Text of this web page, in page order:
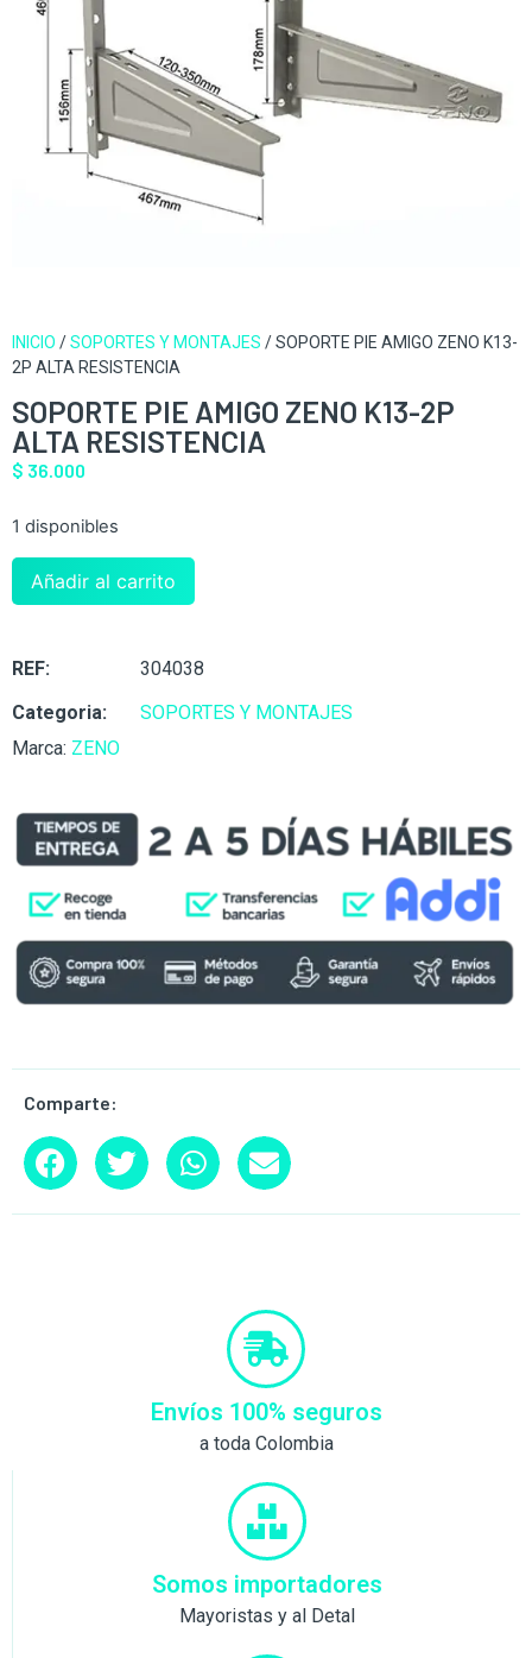
INICIO /SOPORTES Y MONTAJES / SOPORTE PIE AMIGO ZENO K13-
2P ALTA RESISTENCIA
SOPORTE PIE AMIGO ZENO K13-2P
ALTA RESISTENCIA
$ 36.000
1 disponibles
Añadir al carrito
REF:
304038
Categoria:
SOPORTES Y MONTAJES
Marca: ZENO
Comparte:
Envíos 100% seguros
a toda Colombia
Somos importadores
Mayoristas y al Detal